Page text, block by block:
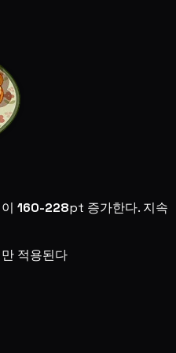
160-228pt 증가한다. 지속
적용된다